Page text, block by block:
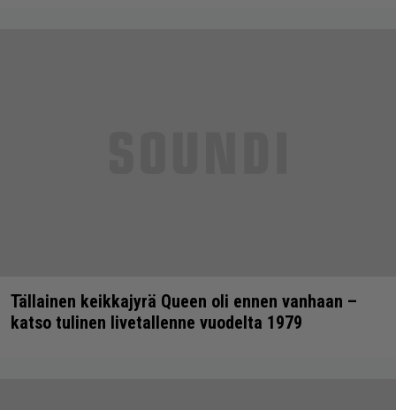
Tällainen keikkajyrä Queen oli ennen vanhaan –
katso tulinen livetallenne vuodelta 1979